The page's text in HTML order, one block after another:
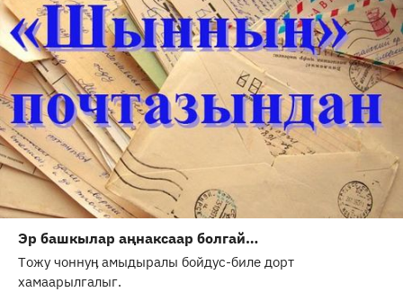
Эр башкылар аңнаксаар болгай…
Тожу чоннуӊ амыдыралы бойдус-биле дорт
хамаарылгалыг.